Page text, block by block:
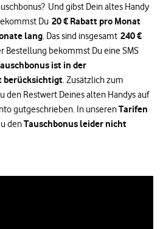
Und gibst Dein altes Handy
Du 20 € Rabatt pro Monat
lang . Das sind insgesamt 240 €
Bestellung bekommst Du eine SMS
ist in der
berücksichtigt . Zusätzlich zum
den Restwert Deines alten Handys auf
gutgeschrieben. In unserenTarifen
denTauschbonus leider nicht